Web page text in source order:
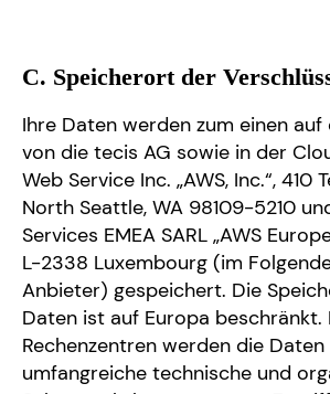
C. Speicherort der
Ihre Daten werden zum einen auf
von die tecis AG sowie in der
Web Service Inc. „AWS, Inc.“, 410
North Seattle, WA 98109-5210
Services EMEA SARL „AWS
L-2338 Luxembourg (im
Anbieter) gespeichert. Die
Daten ist auf Europa beschränkt.
Rechenzentren werden die
umfangreiche technische und